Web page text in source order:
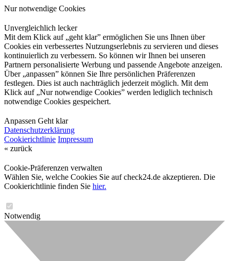
Nur notwendige Cookies
Unvergleichlich lecker
Mit dem Klick auf „geht klar” ermöglichen Sie uns Ihnen über
Cookies ein verbessertes Nutzungserlebnis zu servieren und dieses
kontinuierlich zu verbessern. So können wir Ihnen bei unseren
Partnern personalisierte Werbung und passende Angebote anzeigen.
Über „anpassen” können Sie Ihre persönlichen Präferenzen
festlegen. Dies ist auch nachträglich jederzeit möglich. Mit dem
Klick auf „Nur notwendige Cookies” werden lediglich technisch
notwendige Cookies gespeichert.
Anpassen Geht klar
Datenschutzerklärung
Cookierichtlinie Impressum
« zurück
Cookie-Präferenzen verwalten
Wählen Sie, welche Cookies Sie auf check24.de akzeptieren. Die
Cookierichtlinie finden Sie hier.
Notwendig